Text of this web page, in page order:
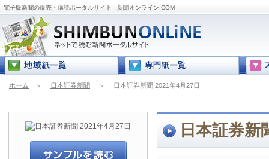
電子版新聞の販売・購読ポータルサイト - 新聞オンライン.COM
ホーム ＞ 日本証券新聞 ＞ 日本証券新聞 2021年4月27日
日本証券新